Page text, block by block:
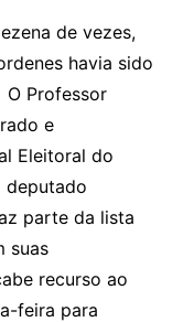
de vezes,
havia sido
O Professor
e
Eleitoral do
deputado
parte da lista
suas
recurso ao
feira para